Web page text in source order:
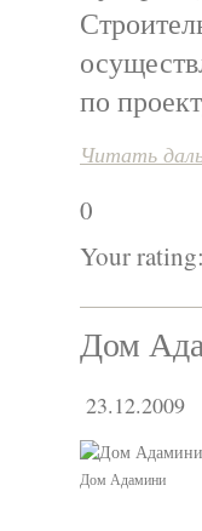
по
Читать
0
Your rating:
Дом
23.12.2009
Дом Адамини